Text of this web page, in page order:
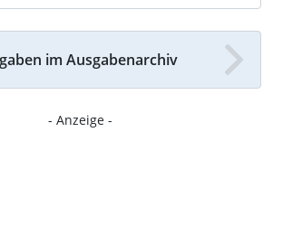
im Ausgabenarchiv
- Anzeige -